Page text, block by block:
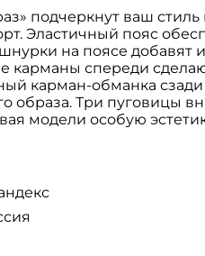
подчеркнут ваш стиль
Эластичный пояс
на поясе
карманы спереди
карман‑обманка
образа. Три пуговицы
модели особую